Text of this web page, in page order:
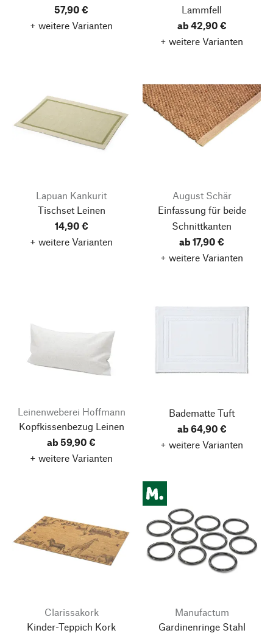
57,90 €
+ weitere Varianten
Lammfell
ab 42,90 €
+ weitere Varianten
Lapuan Kankurit
Tischset Leinen
14,90 €
+ weitere Varianten
August Schär
Einfassung für beide
Schnittkanten
ab 17,90 €
+ weitere Varianten
Leinenweberei Hoffmann
Kopfkissenbezug Leinen
ab 59,90 €
+ weitere Varianten
Badematte Tuft
ab 64,90 €
+ weitere Varianten
Clarissakork
Kinder-Teppich Kork
Manufactum
Gardinenringe Stahl